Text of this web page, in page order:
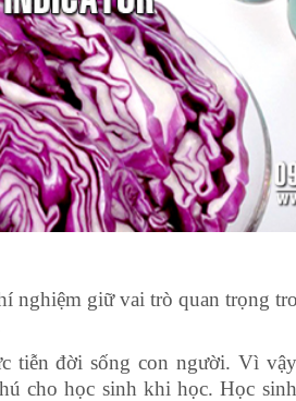
nghiệm giữ vai trò quan trọng
tiễn đời sống con người. Vì
cho học sinh khi học. Học